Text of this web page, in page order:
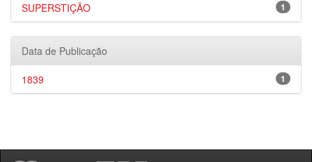
1
SUPERSTIÇÃO
Data de Publicação
1
1839